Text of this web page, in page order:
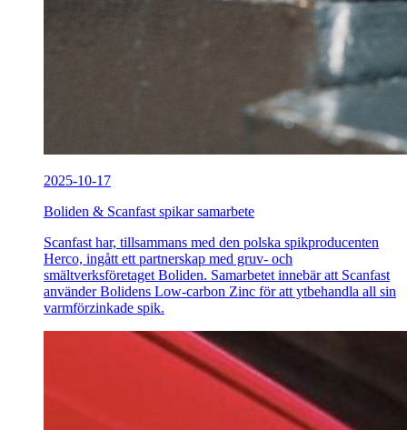
2025-10-17
Boliden & Scanfast spikar samarbete
Scanfast har, tillsammans med den polska spikproducenten
Herco, ingått ett partnerskap med gruv- och
smältverksföretaget Boliden. Samarbetet innebär att Scanfast
använder Bolidens Low-carbon Zinc för att ytbehandla all sin
varmförzinkade spik.